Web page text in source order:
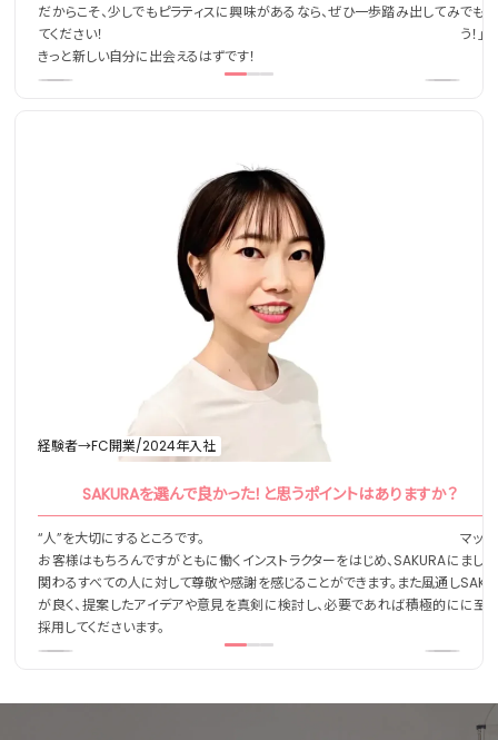
だからこそ、少しでもピラティスに興味があるなら、ぜひ一歩踏み出してみ
てください！
きっと新しい自分に出会えるはずです！
でも
う！
経験者→FC開業/2024年入社
SAKURAを選んで良かった！と思うポイントはありますか？
“人”を大切にするところです。
お客様はもちろんですがともに働くインストラクターをはじめ、SAKURAに
関わるすべての人に対して尊敬や感謝を感じることができます。また風通し
が良く、提案したアイデアや意見を真剣に検討し、必要であれば積極的に
採用してくださいます。
マッ
ました
に至